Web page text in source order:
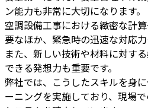
ン能力も非常に大切になります。
空調設備工事における緻密な計
要なほか、緊急時の迅速な対応
また、新しい技術や材料に対す
できる発想力も重要です。
弊社では、こうしたスキルを身
ーニングを実施しており、現場